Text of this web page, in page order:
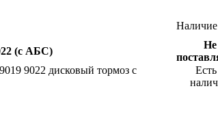
Наличие
(с АБС)
Не
9022 дисковый тормоз с